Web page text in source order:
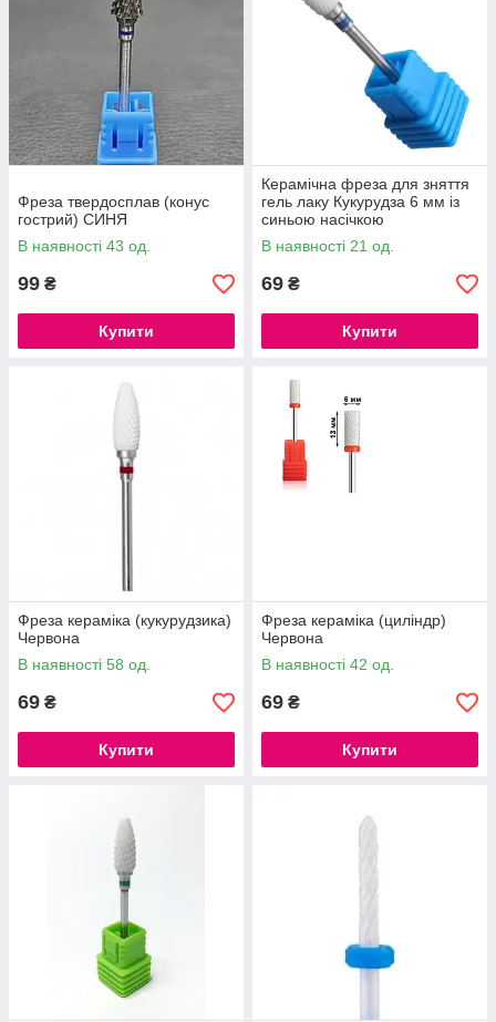
Фреза твердосплав (конус
гострий) СИНЯ
В наявності 43 од.
99 ₴
Купити
Керамічна фреза для зняття
гель лаку Кукурудза 6 мм із
синьою насічкою
В наявності 21 од.
69 ₴
Купити
Фреза кераміка (кукурудзика)
Червона
В наявності 58 од.
69 ₴
Купити
Фреза кераміка (циліндр)
Червона
В наявності 42 од.
69 ₴
Купити